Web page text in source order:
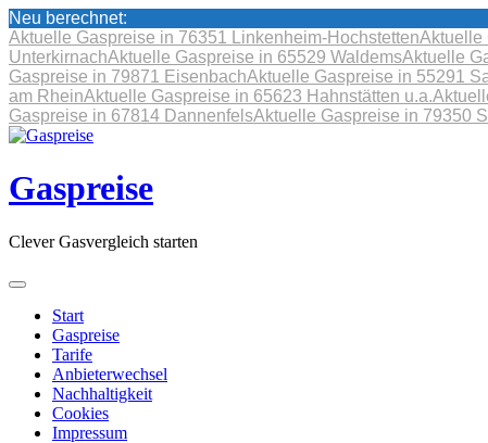
Neu berechnet:
Aktuelle Gaspreise in 76351 Linkenheim-HochstettenAktuelle
UnterkirnachAktuelle Gaspreise in 65529 WaldemsAktuelle
Gaspreise in 79871 EisenbachAktuelle Gaspreise in 55291
am RheinAktuelle Gaspreise in 65623 Hahnstätten u.a.
Gaspreise in 67814 DannenfelsAktuelle Gaspreise in 79350
Skip
content
Gaspreise
Clever Gasvergleich starten
Start
Gaspreise
Tarife
Anbieterwechsel
Nachhaltigkeit
Cookies
Impressum